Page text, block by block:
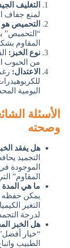
التغليف
لمنع جفاف
التحميص هو
“التحميص”
المقاوم
نوع الخبز:
من الحبوب
الاعتدال:
اليومية
الأسئلة
وصحته
هل يفقد
التجميد
الموجودة
المقاوم”
ما هي المدة
التغير
لدرجة
هل الخبز
“خيار
الطبيب